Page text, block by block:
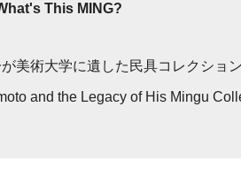
This MING?
美術大学に遺した民具コレクション
and the Legacy of His Mingu